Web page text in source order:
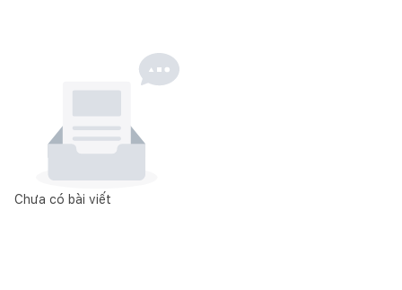
Chưa có bài viết